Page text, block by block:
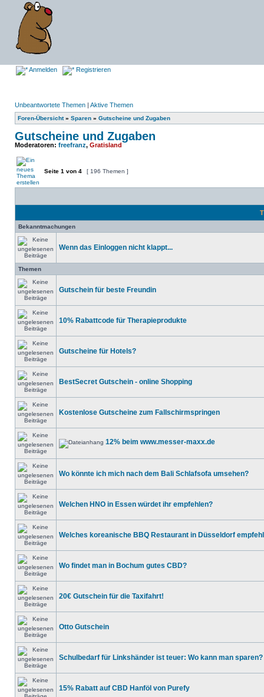
Anmelden Registrieren
Unbeantwortete Themen | Aktive Themen
Foren-Übersicht» Sparen » Gutscheine und Zugaben
Gutscheine und Zugaben
Moderatoren: freefranz, Gratisland
Seite 1 von 4 [ 196 Themen ]
Bekanntmachungen
Wenn das Einloggen nicht klappt...
Themen
Gutschein für beste Freundin
10% Rabattcode für Therapieprodukte
Gutscheine für Hotels?
BestSecret Gutschein - online Shopping
Kostenlose Gutscheine zum Fallschirmspringen
12% beim www.messer-maxx.de
Wo könnte ich mich nach dem Bali Schlafsofa umsehen?
Welchen HNO in Essen würdet ihr empfehlen?
Welches koreanische BBQ Restaurant in Düsseldorf
Wo findet man in Bochum gutes CBD?
20€ Gutschein für die Taxifahrt!
Otto Gutschein
Schulbedarf für Linkshänder ist teuer: Wo kann man sparen?
15% Rabatt auf CBD Hanföl von Purefy